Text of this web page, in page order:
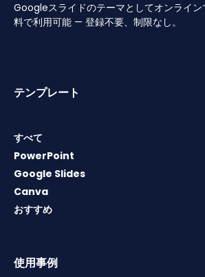
Googleスライドのテーマとしてオンライ
料で利用可能 — 登録不要、制限なし。
テンプレート
すべて
PowerPoint
Google Slides
Canva
おすすめ
使用事例